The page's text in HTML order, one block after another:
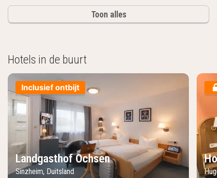
Toon alles
Hotels in de buurt
Inclusief ontbijt
Landgasthof Ochsen
Sinzheim, Duitsland